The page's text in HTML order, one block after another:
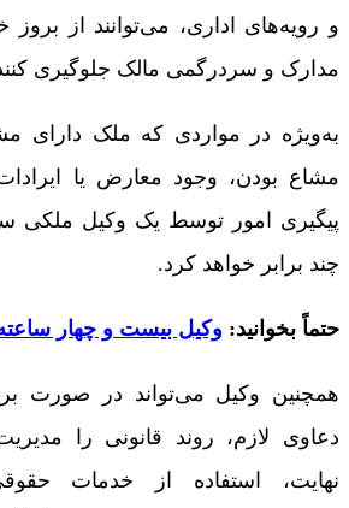
و رویه‌های اداری، می‌توانند از
مدارک و سردرگمی مالک جلوگیری
به‌ویژه در مواردی که ملک دارای
مشاع بودن، وجود معارض یا
پیگیری امور توسط یک وکیل ملکی
چند برابر خواهد کرد.
حتماً بخوانید: وکیل بیست و چهار
همچنین وکیل می‌تواند در صورت
دعاوی لازم، روند قانونی را
نهایت، استفاده از خدمات